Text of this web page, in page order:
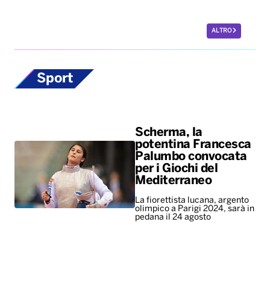
ALTRO
Sport
Scherma, la
potentina Francesca
Palumbo convocata
per i Giochi del
Mediterraneo
La fiorettista lucana, argento
olimpico a Parigi 2024, sarà in
pedana il 24 agosto